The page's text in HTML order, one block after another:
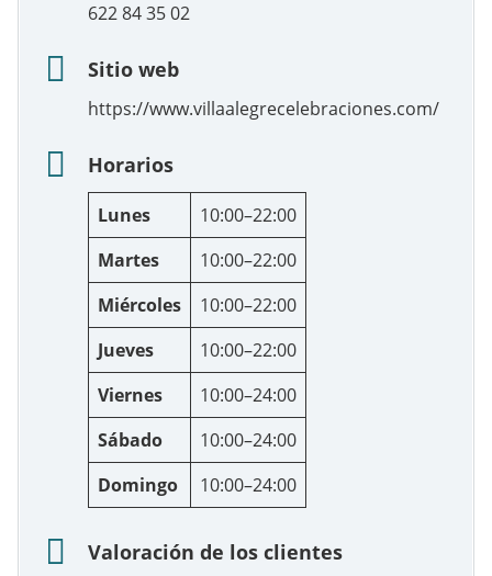
622 84 35 02
Sitio web
https://www.villaalegrecelebraciones.com/
Horarios
Lunes
10:00–22:00
Martes
10:00–22:00
Miércoles
10:00–22:00
Jueves
10:00–22:00
Viernes
10:00–24:00
Sábado
10:00–24:00
Domingo
10:00–24:00
Valoración de los clientes